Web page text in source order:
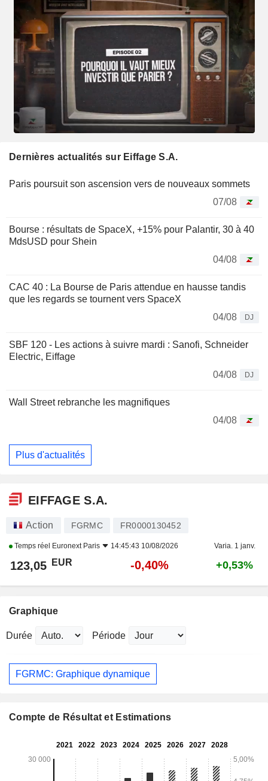
Dernières actualités sur Eiffage S.A.
Paris poursuit son ascension vers de nouveaux sommets
07/08
Bourse : résultats de SpaceX, +15% pour Palantir, 30 à 40
MdsUSD pour Shein
04/08
CAC 40 : La Bourse de Paris attendue en hausse tandis
que les regards se tournent vers SpaceX
04/08
DJ
SBF 120 - Les actions à suivre mardi : Sanofi, Schneider
Electric, Eiffage
04/08
DJ
Wall Street rebranche les magnifiques
04/08
Plus d'actualités
EIFFAGE S.A.
Action FGRMC FR0000130452
Temps réel Euronext Paris 14:45:43 10/08/2026 Varia. 1 janv.
123,05 EUR -0,40% +0,53%
Graphique
Durée Période
FGRMC: Graphique dynamique
Compte de Résultat et Estimations